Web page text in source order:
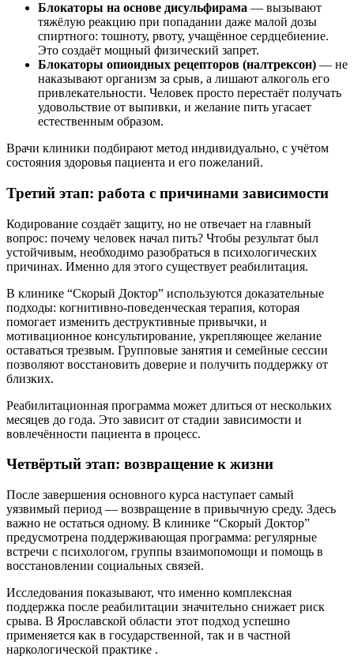
Блокаторы на основе дисульфирама — вызывают
тяжёлую реакцию при попадании даже малой дозы
спиртного: тошноту, рвоту, учащённое сердцебиение.
Это создаёт мощный физический запрет.
Блокаторы опиоидных рецепторов (налтрексон) — не
наказывают организм за срыв, а лишают алкоголь его
привлекательности. Человек просто перестаёт получать
удовольствие от выпивки, и желание пить угасает
естественным образом.
Врачи клиники подбирают метод индивидуально, с учётом
состояния здоровья пациента и его пожеланий.
Третий этап: работа с причинами зависимости
Кодирование создаёт защиту, но не отвечает на главный
вопрос: почему человек начал пить? Чтобы результат был
устойчивым, необходимо разобраться в психологических
причинах. Именно для этого существует реабилитация.
В клинике “Скорый Доктор” используются доказательные
подходы: когнитивно-поведенческая терапия, которая
помогает изменить деструктивные привычки, и
мотивационное консультирование, укрепляющее желание
оставаться трезвым. Групповые занятия и семейные сессии
позволяют восстановить доверие и получить поддержку от
близких.
Реабилитационная программа может длиться от нескольких
месяцев до года. Это зависит от стадии зависимости и
вовлечённости пациента в процесс.
Четвёртый этап: возвращение к жизни
После завершения основного курса наступает самый
уязвимый период — возвращение в привычную среду. Здесь
важно не остаться одному. В клинике “Скорый Доктор”
предусмотрена поддерживающая программа: регулярные
встречи с психологом, группы взаимопомощи и помощь в
восстановлении социальных связей.
Исследования показывают, что именно комплексная
поддержка после реабилитации значительно снижает риск
срыва. В Ярославской области этот подход успешно
применяется как в государственной, так и в частной
наркологической практике .